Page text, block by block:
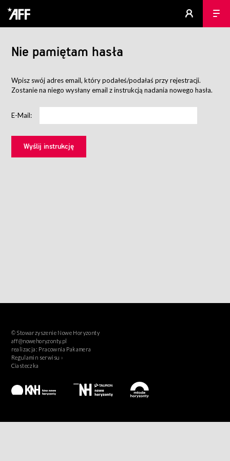
Nie pamiętam hasła
Wpisz swój adres email, który podałeś/podałaś przy rejestracji.
Zostanie na niego wysłany email z instrukcją nadania nowego hasła.
E-Mail:
© Stowarzyszenie Nowe Horyzonty
aff@nowehoryzonty.pl
realizacja: Pracownia Pakamera
Regulamin serwisu ›
Ciasteczka